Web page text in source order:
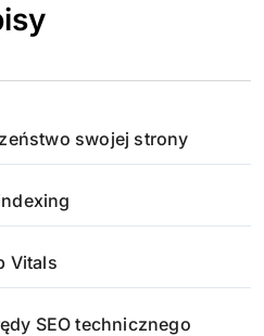
swojej strony
Vitals
SEO technicznego